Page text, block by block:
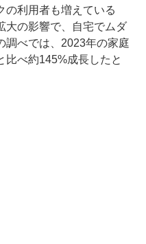
の利用者も増えている
大の影響で、自宅でムダ
調べでは、2023年の家庭
比べ約145%成長したと